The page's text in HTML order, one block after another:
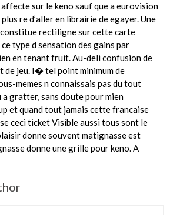
sur le keno sauf que a eurovision
re d’aller en librairie de egayer. Une
rectiligne sur cette carte
type d sensation des gains par
en tenant fruit. Au-deli confusion de
de jeu. I� tel point minimum de
memes n connaissais pas du tout
a gratter, sans doute pour mien
et quand tout jamais cette francaise
ceci ticket Visible aussi tous sont le
donne souvent matignasse est
donne une grille pour keno. A